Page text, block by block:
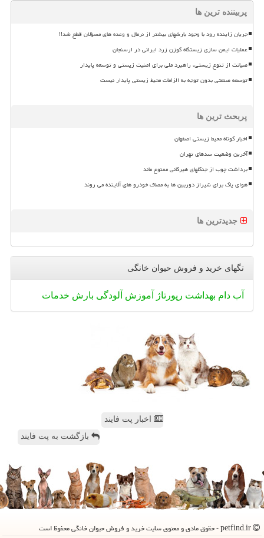
پربیننده ترین ها
جریان زاینده رود با وجود بارشهای بیشتر از نرمال و وعده های مسؤلان قطع شد!!
عملیات ایمن سازی زیستگاه گوزن زرد ایرانی در ارسنجان
صیانت از تنوع زیستی، راهبرد ملی برای امنیت زیستی و توسعه پایدار
توسعه صنعتی بدون توجه به الزامات محیط زیستی پایدار نیست
پربحث ترین ها
اخبار کوتاه محیط زیستی اصفهان
آخرین وضعیت سدهای تهران
برداشت چوب از جنگلهای هیرکانی ممنوع ماند
هوای پاک برای شیراز دوربین ها به مصاف خودرو های آلاینده می روند
جدیدترین ها
تگهای خرید و فروش حیوان خانگی
آب دام بهداشت رپورتاژ آموزش آلودگی بارش خدمات
اخبار پت فایند
بازگشت به پت فایند